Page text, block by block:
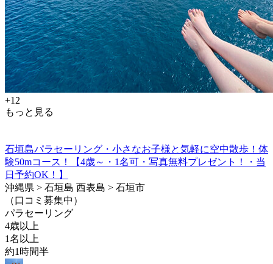
+12
もっと見る
石垣島パラセーリング・小さなお子様と気軽に空中散歩！体
験50mコース！【4歳～・1名可・写真無料プレゼント！・当
日予約OK！】
沖縄県 > 石垣島 西表島 > 石垣市
（口コミ募集中）
パラセーリング
4歳以上
1名以上
約1時間半